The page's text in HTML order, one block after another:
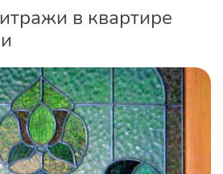
в квартире